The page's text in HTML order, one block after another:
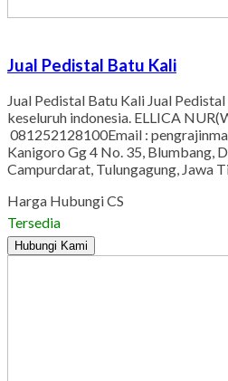
Jual Pedistal Batu Kali
Jual Pedistal Batu Kali Jual
keseluruh indonesia. ELLICA
081252128100Email :
Kanigoro Gg 4 No. 35, Blumbang,
Campurdarat, Tulungagung, Jawa
Harga Hubungi CS
Tersedia
Hubungi Kami